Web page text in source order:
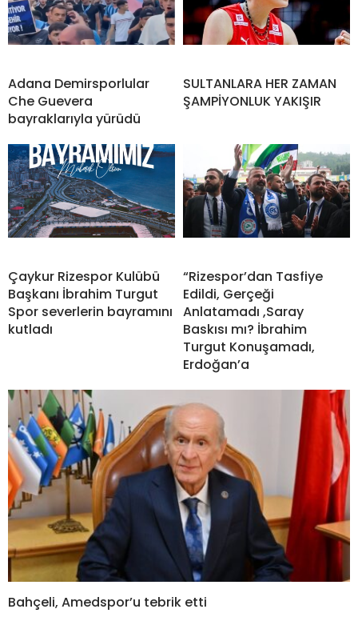
Adana Demirsporlular
Che Guevera
bayraklarıyla yürüdü
SULTANLARA HER ZAMAN
ŞAMPİYONLUK YAKIŞIR
Çaykur Rizespor Kulübü
Başkanı İbrahim Turgut
Spor severlerin bayramını
kutladı
“Rizespor’dan Tasfiye
Edildi, Gerçeği
Anlatamadı ,Saray
Baskısı mı? İbrahim
Turgut Konuşamadı,
Erdoğan’a
Bahçeli, Amedspor’u tebrik etti